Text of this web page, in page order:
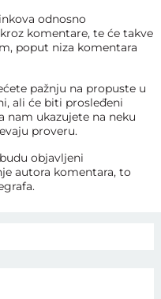
odnosno
komentare, te će takve
poput niza komentara
pažnju na propuste u
ali će biti prosleđeni
nam ukazujete na neku
proveru.
objavljeni
autora komentara, to